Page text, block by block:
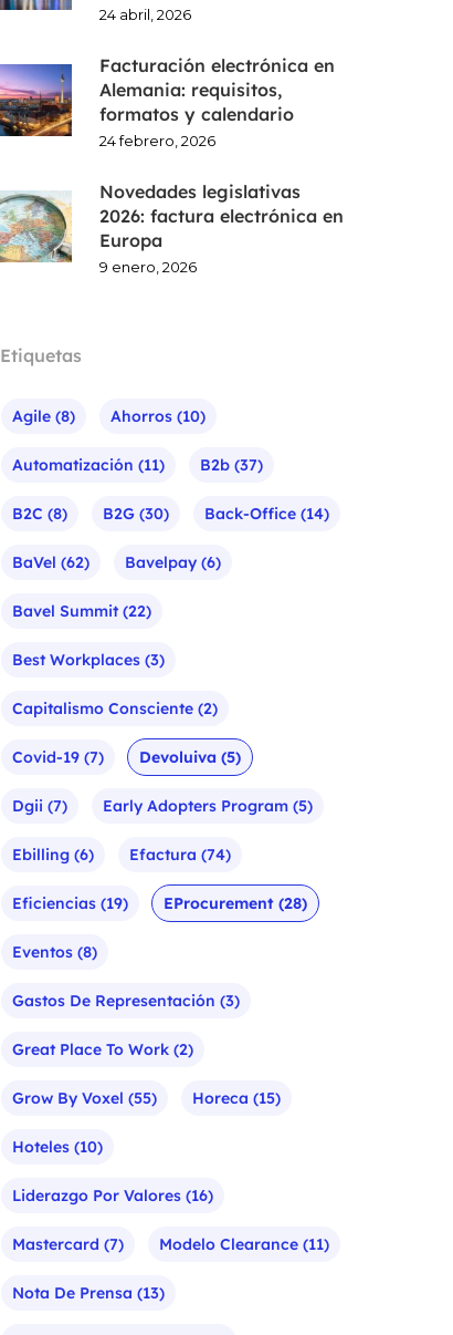
24 abril, 2026
Facturación electrónica en
Alemania: requisitos,
formatos y calendario
24 febrero, 2026
Novedades legislativas
2026: factura electrónica en
Europa
9 enero, 2026
Etiquetas
Agile(8) Ahorros(10)
Automatización (11) B2b(37)
B2C (8) B2G(30) Back-Office(14)
BaVel (62) Bavelpay(6)
Bavel Summit(22)
Best Workplaces(3)
Capitalismo Consciente(2)
Covid-19(7) Devoluiva (5)
Dgii (7) Early Adopters Program(5)
Ebilling(6) Efactura (74)
Eficiencias(19) EProcurement(28)
Eventos(8)
Gastos De Representación (3)
Great Place To Work(2)
Grow By Voxel (55) Horeca (15)
Hoteles(10)
Liderazgo Por Valores(16)
Mastercard (7) Modelo Clearance(11)
Nota De Prensa (13)